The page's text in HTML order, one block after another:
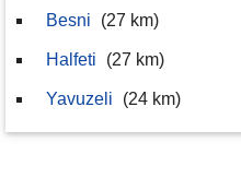
Besni (27 km)
Halfeti (27 km)
Yavuzeli (24 km)